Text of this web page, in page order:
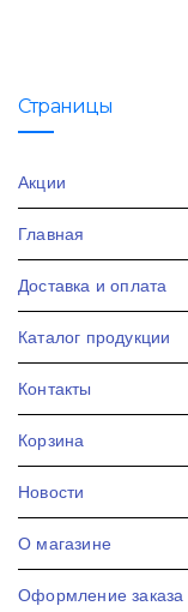
Страницы
Акции
Главная
Доставка и оплата
Каталог продукции
Контакты
Корзина
Новости
О магазине
Оформление заказа